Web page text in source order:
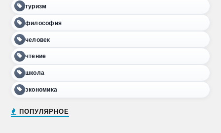
туризм
философия
человек
чтение
школа
экономика
ПОПУЛЯРНОЕ